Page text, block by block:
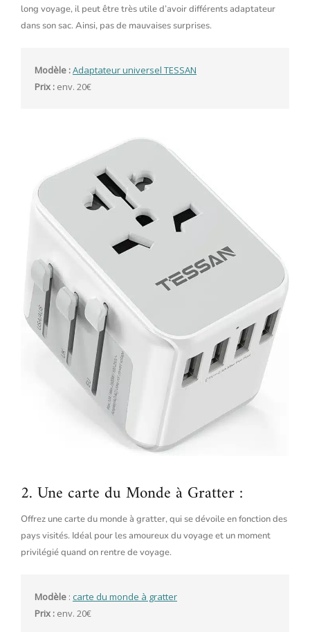
long voyage, il peut être très utile d’avoir différents adaptateur
dans son sac. Ainsi, pas de mauvaises surprises.
Modèle :Adaptateur universel TESSAN
Prix : env. 20€
2. Une carte du Monde à Gratter :
Offrez une carte du monde à gratter, qui se dévoile en fonction des
pays visités. Idéal pour les amoureux du voyage et un moment
privilégié quand on rentre de voyage.
Modèle : carte du monde à gratter
Prix : env. 20€